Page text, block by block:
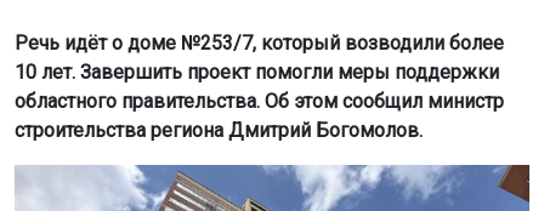
Речь идёт о доме №253/7, который возводили более
10 лет. Завершить проект помогли меры поддержки
областного правительства. Об этом сообщил министр
строительства региона Дмитрий Богомолов.